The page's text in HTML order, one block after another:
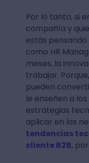
Por lo tanto, si
compañía y
estás
como HR
meses, la
trabajar.
pueden
le enseñen a
estrategias
aplicar en los
tendencias
cliente B2B,